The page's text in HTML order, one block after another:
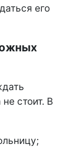
его
стоит. В